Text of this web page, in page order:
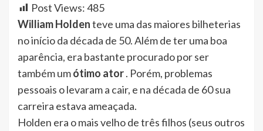
Post Views:485
William Holdenteve uma das maiores bilheterias
no início da década de 50. Além de ter uma boa
aparência, era bastante procurado por ser
também umótimo ator. Porém, problemas
pessoais o levaram a cair, e na década de 60 sua
carreira estava ameaçada.
Holden era o mais velho de três filhos (seus outros